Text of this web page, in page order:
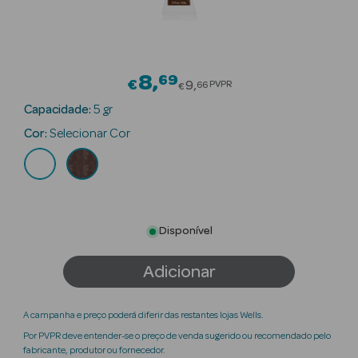
Beauty Season
Beauty Season
Maquilhagem
Nutricosmética
Beauty Season
Beauty Season
€8 69Price reduced from
€9 66 PVPR
Capacidade: 5 gr
Cor: Selecionar Cor
Disponível
Adicionar
A campanha e preço poderá diferir das restantes lojas Wells.
Por PVPR deve entender-se o preço de venda sugerido ou recomendado pelo
fabricante, produtor ou fornecedor.